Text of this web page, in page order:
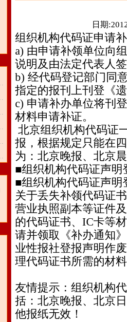
日期
组织机构代码证申请
a) 由申请补领单位向
说明及由法定代表人
b) 经代码登记部门同
指定的报刊上刊登《
c) 申请补办单位将刊
材料申请补证。
北京组织机构代码证
报，根据规定只能在
为：北京晚报、北京
■组织机构代码证声
■组织机构代码证声明
关于丢失补领代码证
营业执照副本等证件
的代码证书、IC卡等
请并领取《补办通知
业性报社登报声明作
理代码证书所需的材
友情提示：组织机构
括：北京晚报、北京
他报纸无效！